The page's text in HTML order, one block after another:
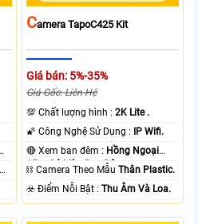
CAmera TapoC425 Kit
Giá bán: 5%-35%
Giá Gốc: Liên Hệ
💯 Chất lượng hình :2K Lite .
🌠 Công Nghệ Sử Dụng : IP Wifi.
🔴 Xem ban đêm : Hồng Ngoại
15m Có Màu Ban Ðêm.
⛓ Camera Theo MẫuThân Plastic.
️☣️ Điểm Nỗi Bật :Thu Âm Và Loa.